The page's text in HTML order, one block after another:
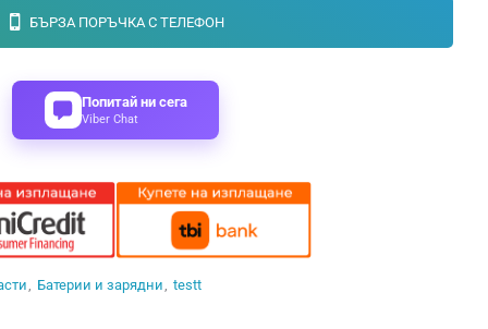
БЪРЗА ПОРЪЧКА С ТЕЛЕФОН
Попитай ни сега
Viber Chat
Батерии и зарядни testt